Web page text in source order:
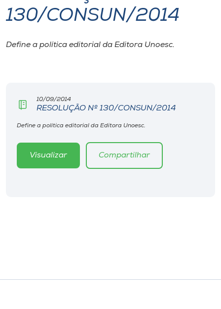
I.nova
Diplomados
CPA
Editora
130/CONSUN/2014
Define a política editorial da Editora Unoesc.
10/09/2014
RESOLUÇÃO Nº 130/CONSUN/2014
Define a política editorial da Editora Unoesc.
Visualizar Compartilhar